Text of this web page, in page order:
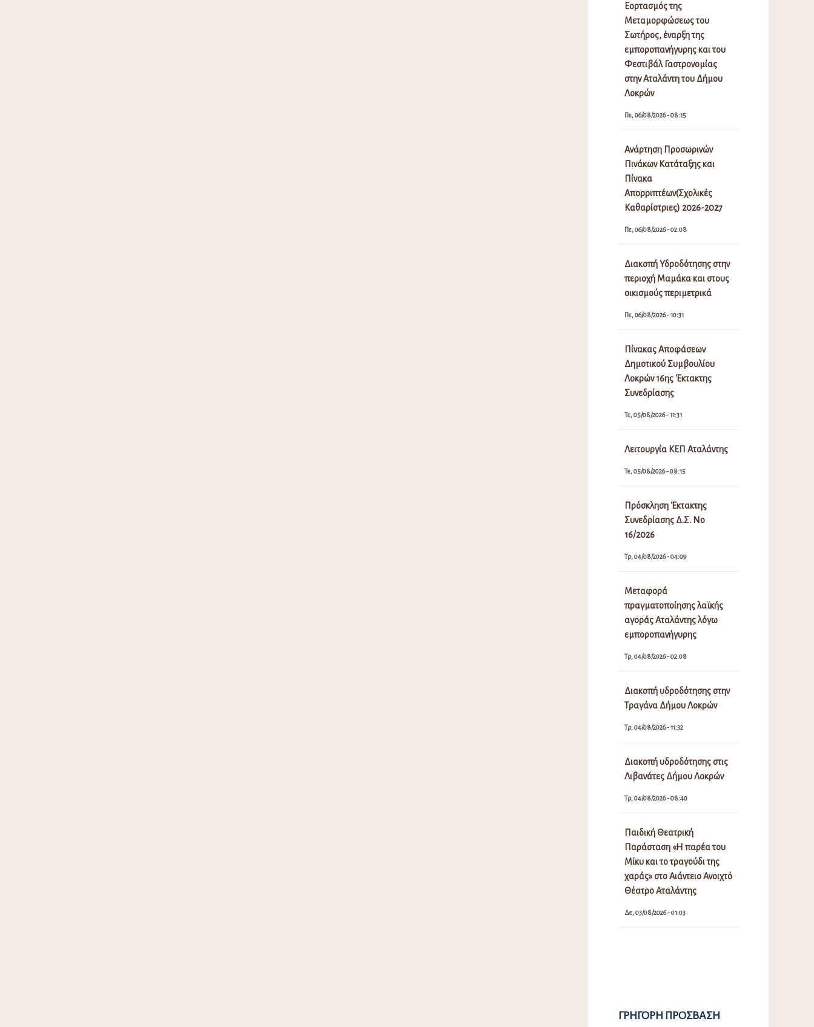
Εορτασμός της
Μεταμορφώσεως του
Σωτήρος, έναρξη της
εμποροπανήγυρης και του
Φεστιβάλ Γαστρονομίας
στην Αταλάντη του Δήμου
Λοκρών
Πε, 06/08/2026 - 08:15
Ανάρτηση Προσωρινών
Πινάκων Κατάταξης και
Πίνακα
Απορριπτέων(Σχολικές
Καθαρίστριες) 2026-2027
Πε, 06/08/2026 - 02:08
Διακοπή Υδροδότησης στην
περιοχή Μαμάκα και στους
οικισμούς περιμετρικά
Πε, 06/08/2026 - 10:31
Πίνακας Αποφάσεων
Δημοτικού Συμβουλίου
Λοκρών 16ης Έκτακτης
Συνεδρίασης
Τε, 05/08/2026 - 11:31
Λειτουργία ΚΕΠ Αταλάντης
Τε, 05/08/2026 - 08:15
Πρόσκληση Έκτακτης
Συνεδρίασης Δ.Σ. Νο
16/2026
Τρ, 04/08/2026 - 04:09
Μεταφορά
πραγματοποίησης λαϊκής
αγοράς Αταλάντης λόγω
εμποροπανήγυρης
Τρ, 04/08/2026 - 02:08
Διακοπή υδροδότησης στην
Τραγάνα Δήμου Λοκρών
Τρ, 04/08/2026 - 11:32
Διακοπή υδροδότησης στις
Λιβανάτες Δήμου Λοκρών
Τρ, 04/08/2026 - 08:40
Παιδική Θεατρική
Παράσταση «Η παρέα του
Μίκυ και το τραγούδι της
χαράς» στο Αιάντειο Ανοιχτό
Θέατρο Αταλάντης
Δε, 03/08/2026 - 01:03
ΓΡΉΓΟΡΗ ΠΡΌΣΒΑΣΗ